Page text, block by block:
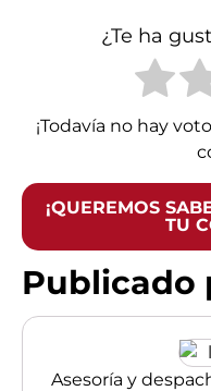
¿Te ha
¡Todavía no hay
¡QUEREMOS
TU
Publicado
Asesoría y